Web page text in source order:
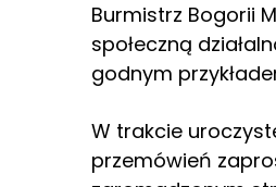
Burmistrz Bogorii
społeczną
godnym
W trakcie
przemówień